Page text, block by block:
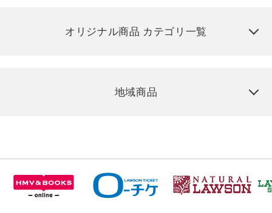
オリジナル商品 カテゴリ一覧
地域商品